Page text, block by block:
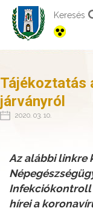
Keresés
Tájékoztatás
járványról
2020. 03. 10.
Az alábbi linkre
Infekciókontroll
hírei a